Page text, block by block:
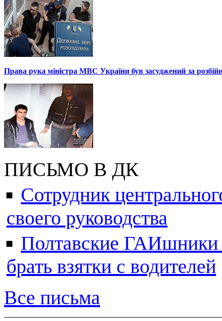
Права рука міністра МВС України був засуджений за
ПИСЬМО В ДК
Сотрудник
своего руководства
Полтавские ГАИшники
брать взятки с водителей
Все письма